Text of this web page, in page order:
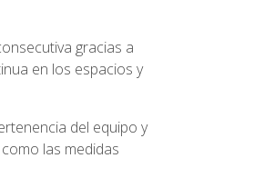
gracias a
en los espacios y
del equipo y
las medidas